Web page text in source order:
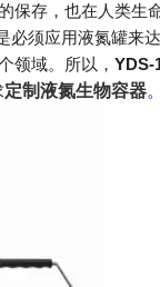
保存，也在人类生
须应用液氮罐来
领域。所以， YDS-
定制液氮生物容器。